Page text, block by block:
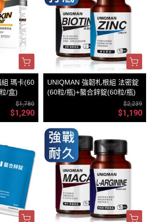
組 瑪卡(60
/盒)
$1,780
$1,290
UNIQMAN 強韌札根組 法密錠
(60粒/瓶)+螯合鋅錠(60粒/瓶)
$2,239
$1,190